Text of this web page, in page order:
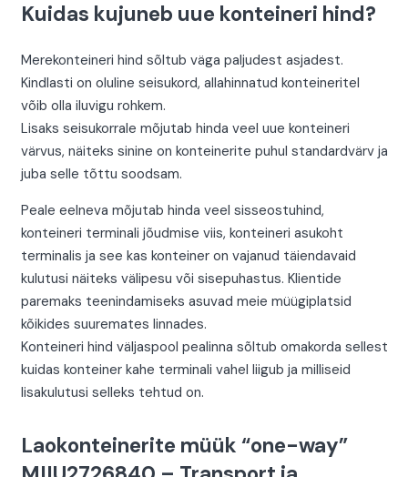
Kuidas kujuneb uue konteineri hind?
Merekonteineri hind sõltub väga paljudest asjadest.
Kindlasti on oluline seisukord, allahinnatud konteineritel
võib olla iluvigu rohkem.
Lisaks seisukorrale mõjutab hinda veel uue konteineri
värvus, näiteks sinine on konteinerite puhul standardvärv ja
juba selle tõttu soodsam.
Peale eelneva mõjutab hinda veel sisseostuhind,
konteineri terminali jõudmise viis, konteineri asukoht
terminalis ja see kas konteiner on vajanud täiendavaid
kulutusi näiteks välipesu või sisepuhastus. Klientide
paremaks teenindamiseks asuvad meie müügiplatsid
kõikides suuremates linnades.
Konteineri hind väljaspool pealinna sõltub omakorda sellest
kuidas konteiner kahe terminali vahel liigub ja milliseid
lisakulutusi selleks tehtud on.
Laokonteinerite müük “one-way”